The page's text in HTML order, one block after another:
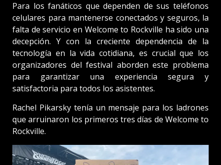
Para los fanáticos que dependen de sus teléfonos
celulares para mantenerse conectados y seguros, la
falta de servicio en Welcome to Rockville ha sido una
decepción. Y con la creciente dependencia de la
tecnología en la vida cotidiana, es crucial que los
organizadores del festival aborden este problema
para garantizar una experiencia segura y
satisfactoria para todos los asistentes.
Rachel Pikarsky tenía un mensaje para los ladrones
que arruinaron los primeros tres días de Welcome to
Rockville.